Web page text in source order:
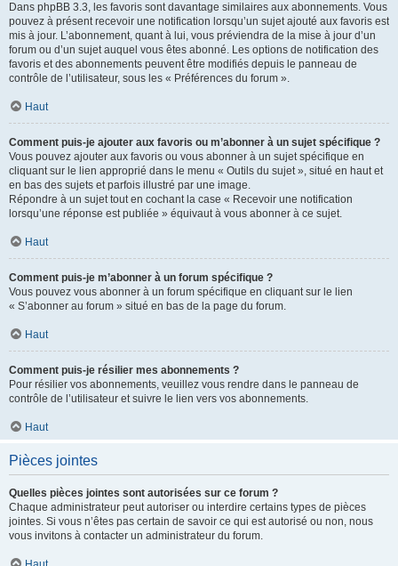
Dans phpBB 3.3, les favoris sont davantage similaires aux abonnements. Vous
pouvez à présent recevoir une notification lorsqu’un sujet ajouté aux favoris est
mis à jour. L’abonnement, quant à lui, vous préviendra de la mise à jour d’un
forum ou d’un sujet auquel vous êtes abonné. Les options de notification des
favoris et des abonnements peuvent être modifiés depuis le panneau de
contrôle de l’utilisateur, sous les « Préférences du forum ».
Haut
Comment puis-je ajouter aux favoris ou m’abonner à un sujet spécifique ?
Vous pouvez ajouter aux favoris ou vous abonner à un sujet spécifique en
cliquant sur le lien approprié dans le menu « Outils du sujet », situé en haut et
en bas des sujets et parfois illustré par une image.
Répondre à un sujet tout en cochant la case « Recevoir une notification
lorsqu’une réponse est publiée » équivaut à vous abonner à ce sujet.
Haut
Comment puis-je m’abonner à un forum spécifique ?
Vous pouvez vous abonner à un forum spécifique en cliquant sur le lien
« S’abonner au forum » situé en bas de la page du forum.
Haut
Comment puis-je résilier mes abonnements ?
Pour résilier vos abonnements, veuillez vous rendre dans le panneau de
contrôle de l’utilisateur et suivre le lien vers vos abonnements.
Haut
Pièces jointes
Quelles pièces jointes sont autorisées sur ce forum ?
Chaque administrateur peut autoriser ou interdire certains types de pièces
jointes. Si vous n’êtes pas certain de savoir ce qui est autorisé ou non, nous
vous invitons à contacter un administrateur du forum.